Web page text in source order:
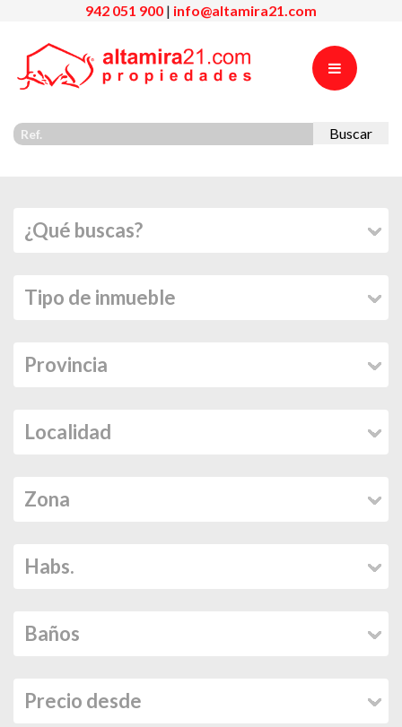
942 051 900 | info@altamira21.com
Buscar